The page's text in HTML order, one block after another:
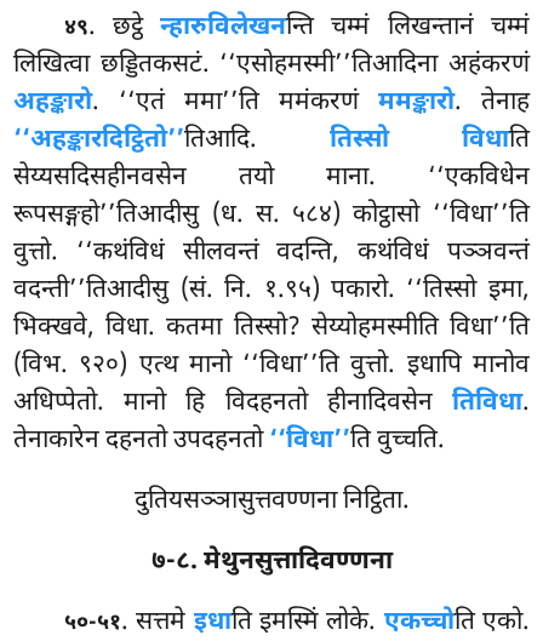
४९. छट्ठेन्हारुविलेखनन्ति चम्मं लिखन्तानं चम्मं
लिखित्वा छड्डितकसटं. ‘‘एसोहमस्मी’’तिआदिना अहंकरणं
अहङ्कारो. ‘‘एतं ममा’’ति ममंकरणं ममङ्कारो. तेनाह
‘‘अहङ्कारदिट्ठितो’’तिआदि. तिस्सो विधाति
सेय्यसदिसहीनवसेन तयो माना. ‘‘एकविधेन
रूपसङ्गहो’’तिआदीसु (ध. स. ५८४) कोट्ठासो ‘‘विधा’’ति
वुत्तो. ‘‘कथंविधं सीलवन्तं वदन्ति, कथंविधं पञ्ञवन्तं
वदन्ती’’तिआदीसु (सं. नि. १.९५) पकारो. ‘‘तिस्सो इमा,
भिक्खवे, विधा. कतमा तिस्सो? सेय्योहमस्मीति विधा’’ति
(विभ. ९२०) एत्थ मानो ‘‘विधा’’ति वुत्तो. इधापि मानोव
अधिप्पेतो. मानो हि विदहनतो हीनादिवसेन तिविधा.
तेनाकारेन दहनतो उपदहनतो‘‘विधा’’ति वुच्चति.
दुतियसञ्ञासुत्तवण्णना निट्ठिता.
७-८. मेथुनसुत्तादिवण्णना
५०-५१. सत्तमे इधाति इमस्मिं लोके. एकच्चोति एको.